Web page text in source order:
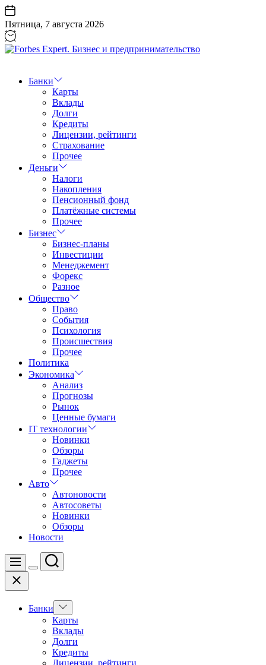
Перейти
к
содержанию
Пятница, 7 августа 2026
Бизнес
предпринимательство
Банки
Карты
Вклады
Долги
Кредиты
Лицензии, рейтинги
Страхование
Прочее
Деньги
Налоги
Накопления
Пенсионный фонд
Платёжные системы
Прочее
Бизнес
Бизнес-планы
Инвестиции
Менеджемент
Форекс
Разное
Общество
Право
События
Психология
Происшествия
Прочее
Политика
Экономика
Анализ
Прогнозы
Рынок
Ценные бумаги
IT технологии
Новинки
Обзоры
Гаджеты
Прочее
Авто
Автоновости
Автосоветы
Новинки
Обзоры
Новости
Меню
Цвет
Поиск
Закрыть
Банки
Показать
подменю
Карты
Вклады
Долги
Кредиты
Лицензии, рейтинги